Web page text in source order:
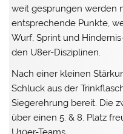
weit gesprungen werden
entsprechende Punkte,
Wurf, Sprint und
den U8er-Disziplinen.
Nach einer kleinen
Schluck aus der
Siegerehrung bereit. Die
über einen 5. & 8. Platz